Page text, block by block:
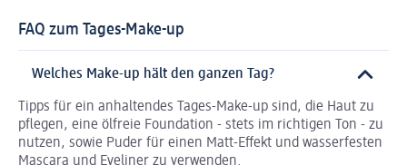
FAQ zum Tages-Make-up
Welches Make-up hält den ganzen Tag?
Tipps für ein anhaltendes Tages-Make-up sind, die Haut zu
pflegen, eine ölfreie Foundation - stets im richtigen Ton - zu
nutzen, sowie Puder für einen Matt-Effekt und wasserfesten
Mascara und Eyeliner zu verwenden.